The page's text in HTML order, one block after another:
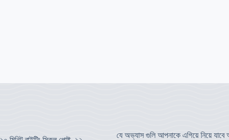
যে অভ্যাস গুলি আপনাকে এগিয়ে নিয়ে যাবে